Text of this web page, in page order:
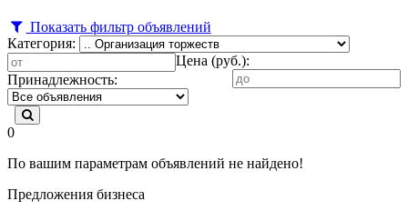
Показать фильтр объявлений
Категория:
Цена (руб.):
Принадлежность:
0
По вашим параметрам объявлений не найдено!
Предложения бизнеса